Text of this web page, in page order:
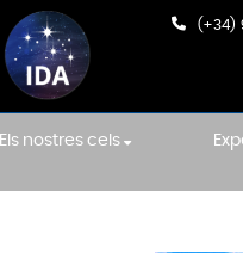
(+34)
Els nostres cels